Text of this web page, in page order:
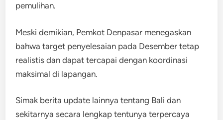
pemulihan.
Meski demikian, Pemkot Denpasar menegaskan
bahwa target penyelesaian pada Desember tetap
realistis dan dapat tercapai dengan koordinasi
maksimal di lapangan.
Simak berita update lainnya tentang Bali dan
sekitarnya secara lengkap tentunya terpercaya